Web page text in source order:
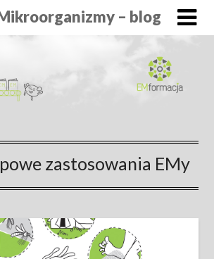
– blog
zastosowania EMy